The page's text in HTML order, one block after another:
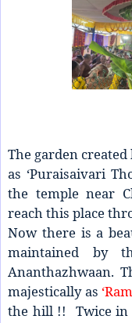
The garden
as ‘Puraisaivari
the temple near
reach this place
Now there is a
maintained by
Ananthazhwaan.
majestically as
the hill !! Twice in